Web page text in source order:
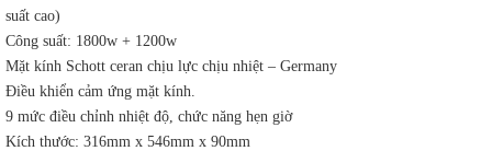
suất cao)
Công suất: 1800w + 1200w
Mặt kính Schott ceran chịu lực chịu nhiệt – Germany
Điều khiển cảm ứng mặt kính.
9 mức điều chỉnh nhiệt độ, chức năng hẹn giờ
Kích thước: 316mm x 546mm x 90mm